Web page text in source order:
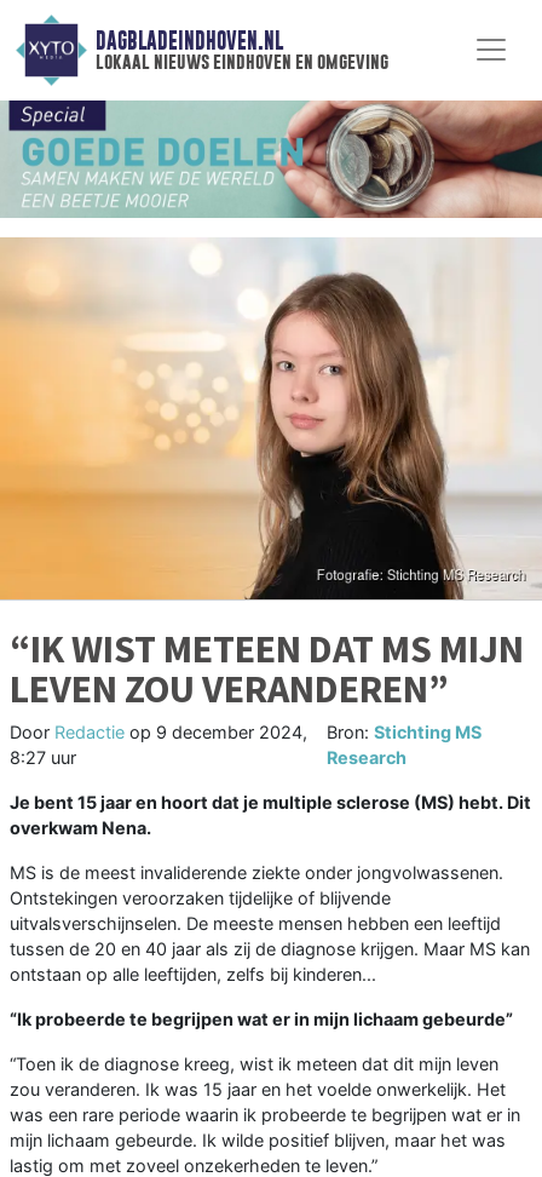
DAGBLADEINDHOVEN.NL
lokaal nieuws eindhoven en omgeving
“IK WIST METEEN DAT MS MIJN
LEVEN ZOU VERANDEREN”
Door Redactie op 9 december 2024,
8:27 uur
Bron:Stichting MS
Research
Je bent 15 jaar en hoort dat je multiple sclerose (MS) hebt. Dit
overkwam Nena.
MS is de meest invaliderende ziekte onder jongvolwassenen.
Ontstekingen veroorzaken tijdelijke of blijvende
uitvalsverschijnselen. De meeste mensen hebben een leeftijd
tussen de 20 en 40 jaar als zij de diagnose krijgen. Maar MS kan
ontstaan op alle leeftijden, zelfs bij kinderen...
“Ik probeerde te begrijpen wat er in mijn lichaam gebeurde”
“Toen ik de diagnose kreeg, wist ik meteen dat dit mijn leven
zou veranderen. Ik was 15 jaar en het voelde onwerkelijk. Het
was een rare periode waarin ik probeerde te begrijpen wat er in
mijn lichaam gebeurde. Ik wilde positief blijven, maar het was
lastig om met zoveel onzekerheden te leven.”